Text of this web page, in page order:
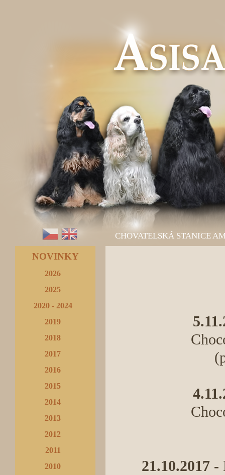
CHOVATELSKÁ STANICE
NOVINKY
2026
2025
2020 - 2024
2019
2018
2017
2016
2015
2014
2013
2012
2011
2010
21.10.2017 -